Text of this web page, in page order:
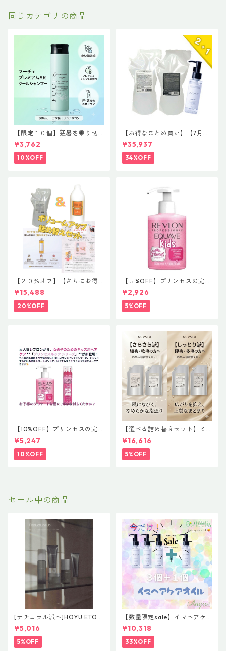
同じカテゴリの商品
【限定１０個】猛暑を乗り切
る！サロン品質の極上クール
体験「フーチェ プレミアムAR
クールシャンプー 300ml」
¥3,762
10%OFF
【お得なまとめ買い】【7月末
まで限定】驚愕の2+1企画！#
イマヘア 贅沢コンプリートセ
ット 「今の髪が、一番好きに
なる。」
¥35,937
34%OFF
【２０％オフ】【さらにお得
な詰め替え】【髪のボリュー
ムアップコンビ】イマヘアケ
アシャンプー８００ml＆イン
サイドクア１０００ml
¥15,488
20%OFF
【５%OFF】プリンセスの完璧
ヘアケア シャンプー 【レブ
ロン プロフェッショナル イク
エイブ キッズ プリンセスルッ
ク コンディショニングシャン
¥2,926
5%OFF
【10%OFF】プリンセスの完
璧ヘアケア２点セット 【レ
ブロン プロフェッショナル イ
クエイブ キッズ プリンセスル
ック コンディショニングシャ
¥5,247
10%OFF
【選べる詰め替えセット】ミ
ルボン 新ブランド「suwae
（スワエ）」｜リラクシング
シャンプー 1000mL ￥7,590
＋ トリートメント 1000g￥9,
¥16,616
5%OFF
セール中の商品
[ナチュラル派へ]HOYU ETOR
AS【Effortless Line】レアバ
ーム＆グレイズオイルセット
¥5,016
5%OFF
【数量限定sale】イマヘアケ
アオイル３＋１ キャンペー
ン 今だけまとめ買い 4個セ
ット
¥10,318
33%OFF